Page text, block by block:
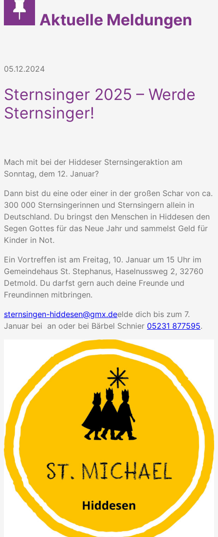
Aktuelle Meldungen
05.12.2024
Sternsinger 2025 – Werde
Sternsinger!
Mach mit bei der Hiddeser Sternsingeraktion am
Sonntag, dem 12. Januar?
Dann bist du eine oder einer in der großen Schar von ca.
300 000 Sternsingerinnen und Sternsingern allein in
Deutschland. Du bringst den Menschen in Hiddesen den
Segen Gottes für das Neue Jahr und sammelst Geld für
Kinder in Not.
Ein Vortreffen ist am Freitag, 10. Januar um 15 Uhr im
Gemeindehaus St. Stephanus, Haselnussweg 2, 32760
Detmold. Du darfst gern auch deine Freunde und
Freundinnen mitbringen.
sternsingen-hiddesen@gmx.deelde dich bis zum 7.
Januar bei an oder bei Bärbel Schnier 05231 877595.